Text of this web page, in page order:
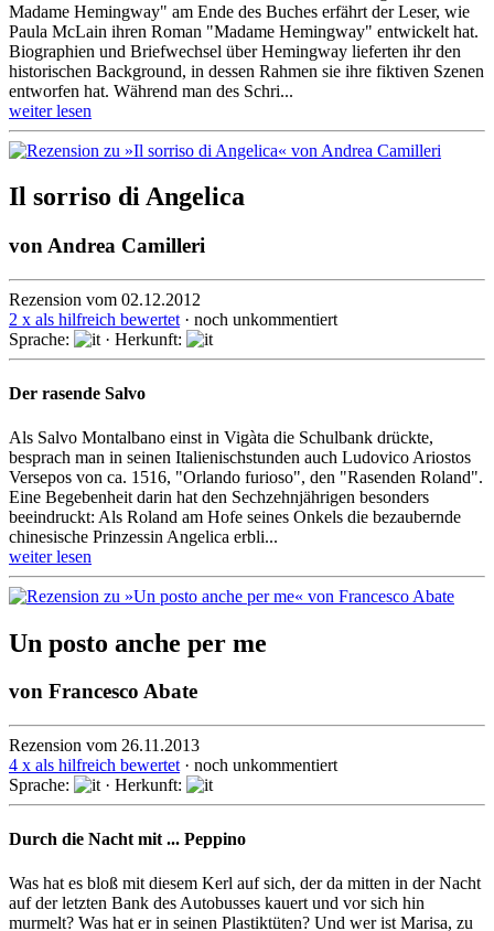
Madame Hemingway" am Ende des Buches erfährt der Leser, wie
Paula McLain ihren Roman "Madame Hemingway" entwickelt hat.
Biographien und Briefwechsel über Hemingway lieferten ihr den
historischen Background, in dessen Rahmen sie ihre fiktiven Szenen
entworfen hat. Während man des Schri...
weiter lesen
Il sorriso di Angelica
vonAndrea Camilleri
Rezension vom 02.12.2012
2 x als hilfreich bewertet · noch unkommentiert
Sprache:
· Herkunft:
Der rasende Salvo
Als Salvo Montalbano einst in Vigàta die Schulbank drückte,
besprach man in seinen Italienischstunden auch Ludovico Ariostos
Versepos von ca. 1516, "Orlando furioso", den "Rasenden Roland".
Eine Begebenheit darin hat den Sechzehnjährigen besonders
beeindruckt: Als Roland am Hofe seines Onkels die bezaubernde
chinesische Prinzessin Angelica erbli...
weiter lesen
Un posto anche per me
von Francesco Abate
Rezension vom 26.11.2013
4 x als hilfreich bewertet · noch unkommentiert
Sprache:
· Herkunft:
Durch die Nacht mit ... Peppino
Was hat es bloß mit diesem Kerl auf sich, der da mitten in der Nacht
auf der letzten Bank des Autobusses kauert und vor sich hin
murmelt? Was hat er in seinen Plastiktüten? Und wer ist Marisa, zu